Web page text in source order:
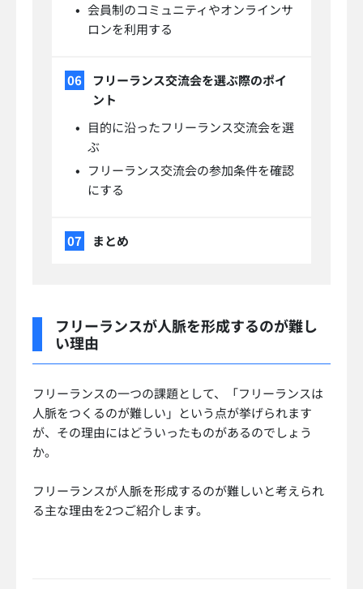
会員制のコミュニティやオンラインサ
ロンを利用する
フリーランス交流会を選ぶ際のポイ
ント
目的に沿ったフリーランス交流会を選
ぶ
フリーランス交流会の参加条件を確認
にする
まとめ
フリーランスが人脈を形成するのが難し
い理由
フリーランスの一つの課題として、「フリーランスは
人脈をつくるのが難しい」という点が挙げられます
が、その理由にはどういったものがあるのでしょう
か。
フリーランスが人脈を形成するのが難しいと考えられ
る主な理由を2つご紹介します。